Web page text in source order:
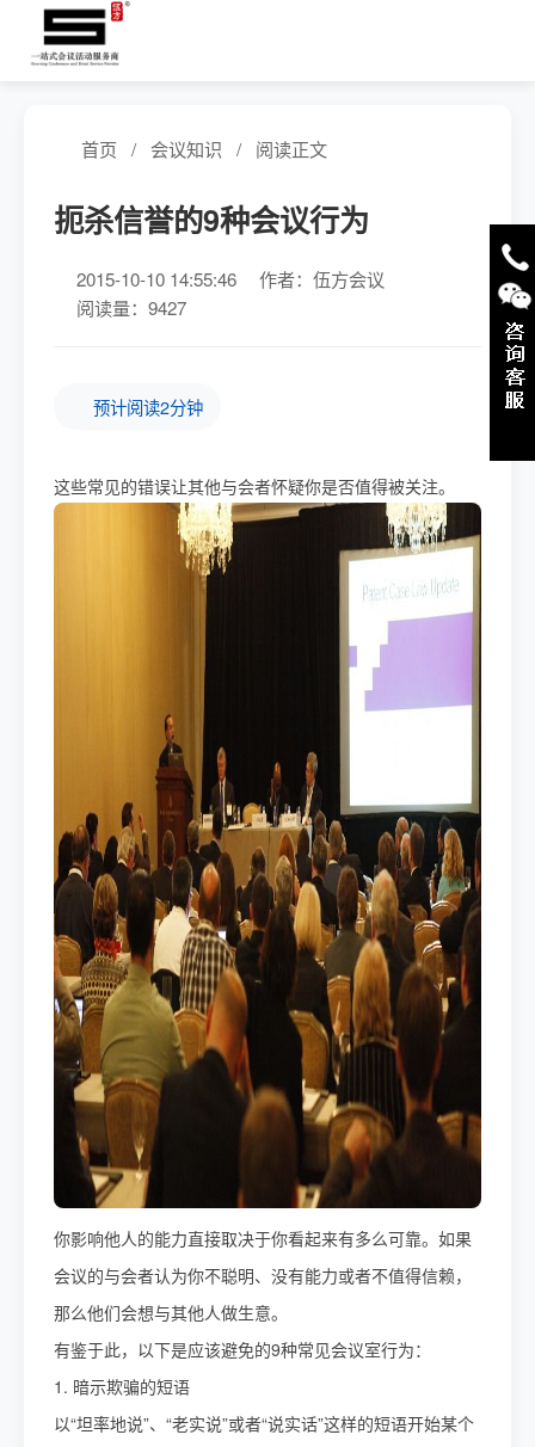
首页 / 会议知识 / 阅读正文
扼杀信誉的9种会议行为
2015-10-10 14:55:46
作者：伍方会议
阅读量：9427
预计阅读2分钟
这些常见的错误让其他与会者怀疑你是否值得被关注。
你影响他人的能力直接取决于你看起来有多么可靠。如果
会议的与会者认为你不聪明、没有能力或者不值得信赖，
那么他们会想与其他人做生意。
有鉴于此，以下是应该避免的9种常见会议室行为：
1. 暗示欺骗的短语
以“坦率地说”、“老实说”或者“说实话”这样的短语开始某个